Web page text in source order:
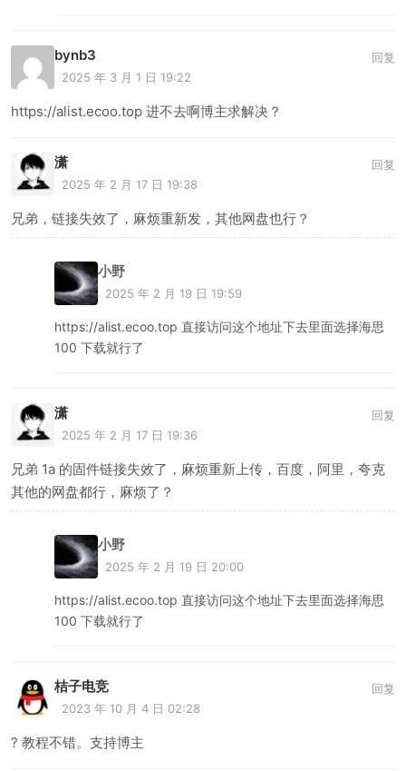
bynb3
2025 年 3 月 1 日 19:22
https://alist.ecoo.top 进不去啊博主求解决？
回复
潇
2025 年 2 月 17 日 19:38
兄弟，链接失效了，麻烦重新发，其他网盘也行？
回复
小野
2025 年 2 月 19 日 19:59
https://alist.ecoo.top 直接访问这个地址下去里面选择海思
100 下载就行了
潇
2025 年 2 月 17 日 19:36
兄弟 1a 的固件链接失效了，麻烦重新上传，百度，阿里，夸克
其他的网盘都行，麻烦了？
回复
小野
2025 年 2 月 19 日 20:00
https://alist.ecoo.top 直接访问这个地址下去里面选择海思
100 下载就行了
桔子电竞
2023 年 10 月 4 日 02:28
? 教程不错。支持博主
回复